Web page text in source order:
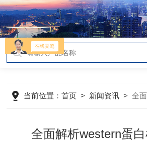
当前位置：首页 > 新闻资讯 >全面
全面解析western蛋